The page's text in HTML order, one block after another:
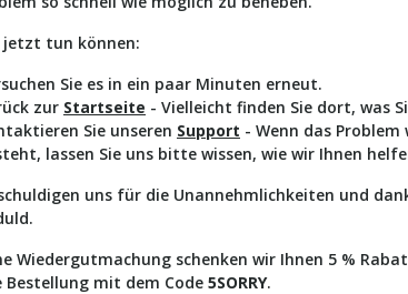
jetzt tun können:
Sie es in ein paar Minuten erneut.
zur Startseite - Vielleicht finden Sie dort, was
Sie unseren Support - Wenn das
lassen Sie uns bitte wissen, wie wir Ihnen
uns für die Unannehmlichkeiten und
Wiedergutmachung schenken wir Ihnen 5 %
Bestellung mit dem Code 5SORRY.